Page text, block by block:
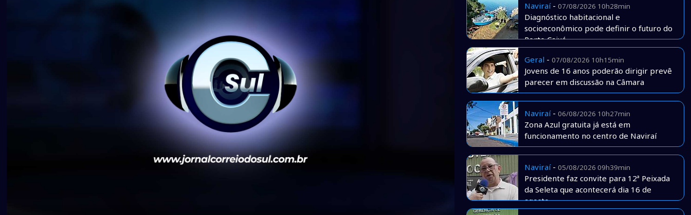
Naviraí- 07/08/2026 10h28min
Diagnóstico habitacional e
socioeconômico pode definir o futuro do
Porto Caiuá
Geral - 07/08/2026 10h15min
Jovens de 16 anos poderão dirigir prevê
parecer em discussão na Câmara
Naviraí- 06/08/2026 10h27min
Zona Azul gratuita já está em
funcionamento no centro de Naviraí
Naviraí- 05/08/2026 09h39min
Presidente faz convite para 12ª Peixada
da Seleta que acontecerá dia 16 de
agosto